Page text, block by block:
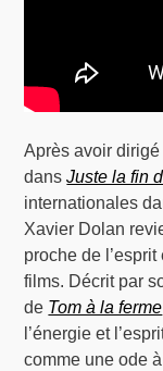
Après avoir
dansJuste la fin
internationales
Xavier Dolan
proche de
films. Décrit par
de Tom à la ferme
l’énergie et
comme une ode